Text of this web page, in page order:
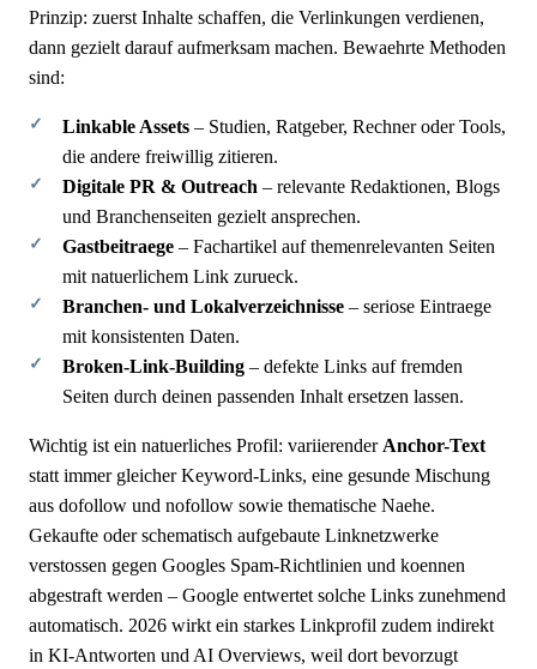
Prinzip: zuerst Inhalte schaffen, die Verlinkungen verdienen,
dann gezielt darauf aufmerksam machen. Bewaehrte Methoden
sind:
Linkable Assets – Studien, Ratgeber, Rechner oder Tools,
die andere freiwillig zitieren.
Digitale PR & Outreach – relevante Redaktionen, Blogs
und Branchenseiten gezielt ansprechen.
Gastbeitraege – Fachartikel auf themenrelevanten Seiten
mit natuerlichem Link zurueck.
Branchen- und Lokalverzeichnisse – seriose Eintraege
mit konsistenten Daten.
Broken-Link-Building – defekte Links auf fremden
Seiten durch deinen passenden Inhalt ersetzen lassen.
Wichtig ist ein natuerliches Profil: variierenderAnchor-Text
statt immer gleicher Keyword-Links, eine gesunde Mischung
aus dofollow und nofollow sowie thematische Naehe.
Gekaufte oder schematisch aufgebaute Linknetzwerke
verstossen gegen Googles Spam-Richtlinien und koennen
abgestraft werden – Google entwertet solche Links zunehmend
automatisch. 2026 wirkt ein starkes Linkprofil zudem indirekt
in KI-Antworten und AI Overviews, weil dort bevorzugt